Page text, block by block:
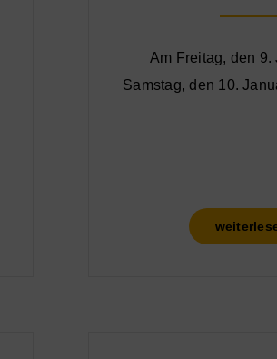
Am Freitag, den 9.
Samstag, den 10.